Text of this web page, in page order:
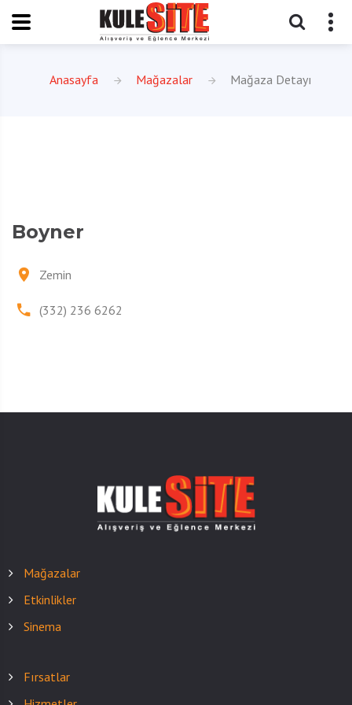
Anasayfa Mağazalar Mağaza Detayı
Boyner
Zemin
(332) 236 6262
Mağazalar
Etkinlikler
Sinema
Fırsatlar